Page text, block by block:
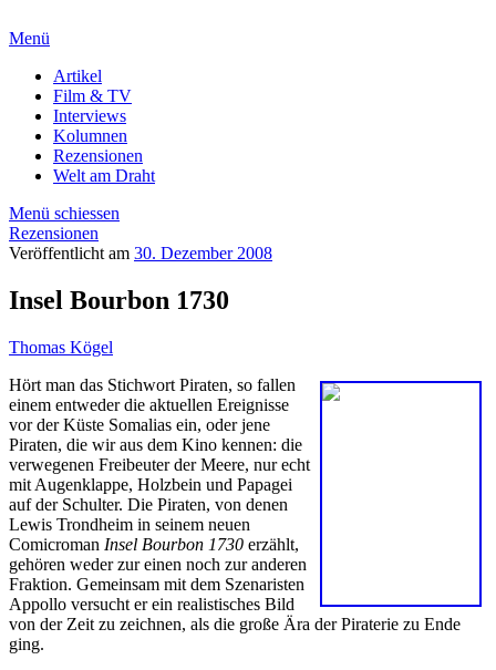
Menü
Artikel
Film & TV
Interviews
Kolumnen
Rezensionen
Welt am Draht
Menü schiessen
Rezensionen
Veröffentlicht am 30. Dezember 2008
Insel Bourbon 1730
Thomas Kögel
Hört man das Stichwort Piraten, so fallen
einem entweder die aktuellen Ereignisse
vor der Küste Somalias ein, oder jene
Piraten, die wir aus dem Kino kennen: die
verwegenen Freibeuter der Meere, nur echt
mit Augenklappe, Holzbein und Papagei
auf der Schulter. Die Piraten, von denen
Lewis Trondheim in seinem neuen
Comicroman Insel Bourbon 1730 erzählt,
gehören weder zur einen noch zur anderen
Fraktion. Gemeinsam mit dem Szenaristen
Appollo versucht er ein realistisches Bild
von der Zeit zu zeichnen, als die große Ära der Piraterie zu Ende
ging.